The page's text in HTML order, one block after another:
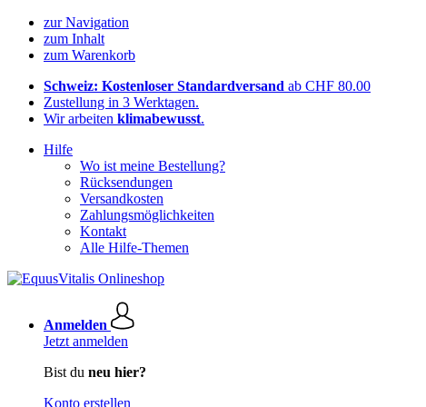
zur Navigation
zum Inhalt
zum Warenkorb
Schweiz: Kostenloser Standardversand ab CHF 80.00
Zustellung in 3 Werktagen.
Wir arbeiten klimabewusst.
Hilfe
Wo ist meine Bestellung?
Rücksendungen
Versandkosten
Zahlungsmöglichkeiten
Kontakt
Alle Hilfe-Themen
Anmelden
Jetzt anmelden
Bist du neu hier?
Konto erstellen